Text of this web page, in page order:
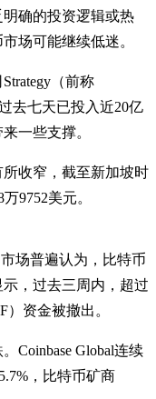
确的投资逻辑或热
场可能继续低迷。
（前称
去七天已投入近20亿
一些支撑。
收窄，截至新加坡时
9752美元。
场普遍认为，比特币
，过去三周内，超过
资金被撤出。
Coinbase Global连续
，比特币矿商